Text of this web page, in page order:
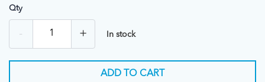
Qty
- + In stock
ADD TO CART